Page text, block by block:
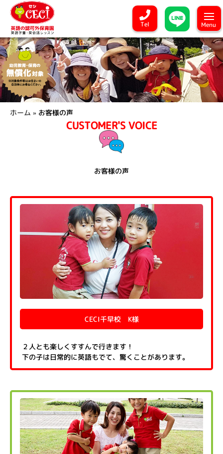
Menu
Tel
ホーム » お客様の声
CUSTOMER'S VOICE
お客様の声
CECI千早校 K様
２人とも楽しくすすんで行きます！
下の子は日常的に英語もでて、驚くことがあります。